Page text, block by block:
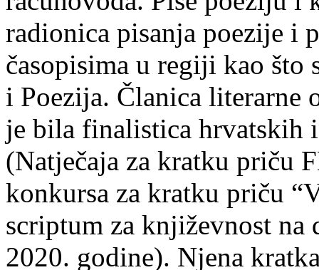
radionica pisanja poezije i
časopisima u regiji kao što
i Poezija. Članica literarne
je bila finalistica hrvatskih
(Natječaja za kratku priču
konkursa za kratku priču
scriptum za književnost na
2020. godine). Njena